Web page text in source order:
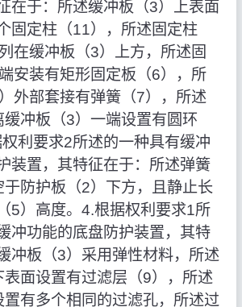
在于：所述缓冲板（3）上表面
固定柱（11），所述固定柱
在缓冲板（3）上方，所述固
安装有矩形固定板（6），所
外部套接有弹簧（7），所述
冲板（3）一端设置有圆环
权利要求2所述的一种具有缓冲
装置，其特征在于：所述弹簧
于防护板（2）下方，且静止长
5）高度。4.根据权利要求1所
冲功能的底盘防护装置，其特
冲板（3）采用弹性材料，所述
面设置有过滤层（9），所述
有多个相同的过滤孔，所述过